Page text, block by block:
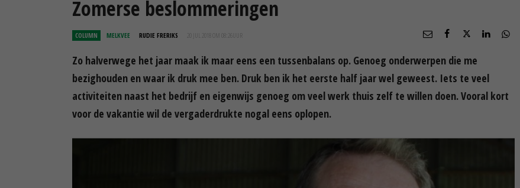
Zomerse beslommeringen
COLUMN MELKVEE RUDIE FRERIKS 20 JUL 2018 OM 08:26
Zo halverwege het jaar maak ik maar eens een tussenbalans op. Genoeg onderwerpen die me
bezighouden en waar ik druk mee ben. Druk ben ik het eerste half jaar wel geweest. Iets te veel
activiteiten naast het bedrijf en eigenwijs genoeg om veel werk thuis zelf te willen doen. Vooral kort
voor de vakantie wil de vergaderdrukte nogal eens oplopen.